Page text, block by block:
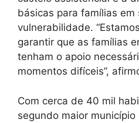
básicas para famílias em
vulnerabilidade.
garantir que as famílias
tenham o apoio
momentos difíceis”,
Com cerca de 40 mil
segundo maior município